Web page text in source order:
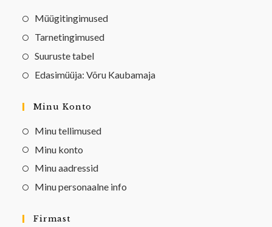
Müügitingimused
Tarnetingimused
Suuruste tabel
Edasimüüja: Võru Kaubamaja
Minu Konto
Minu tellimused
Minu konto
Minu aadressid
Minu personaalne info
Firmast